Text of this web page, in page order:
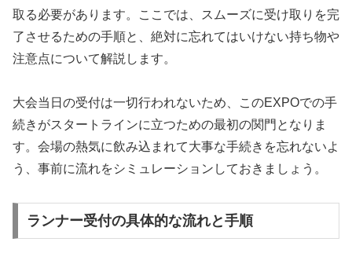
取る必要があります。ここでは、スムーズに受け取りを完
了させるための手順と、絶対に忘れてはいけない持ち物や
注意点について解説します。
大会当日の受付は一切行われないため、このEXPOでの手
続きがスタートラインに立つための最初の関門となりま
す。会場の熱気に飲み込まれて大事な手続きを忘れないよ
う、事前に流れをシミュレーションしておきましょう。
ランナー受付の具体的な流れと手順